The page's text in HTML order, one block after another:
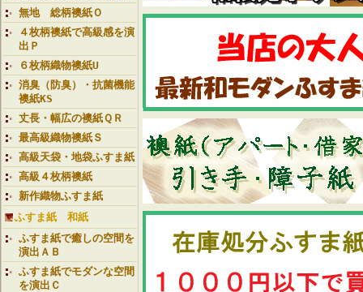
無地 総柄襖紙Ｏ
４枚柄襖紙で高級感を演
出Ｐ
６枚柄織物襖紙U
消臭（防臭）・抗菌機能
襖紙KS
丈長・幅広の襖紙ＱＲ
最高級織物襖紙Ｓ
高級天袋・地袋ふすま紙
高級４枚柄襖紙
新作織物ふすま紙
ふすま紙 和紙
ふすま紙で癒しの空間を
演出ＡＢ
ふすま紙でモダンな空間
を演出Ｃ